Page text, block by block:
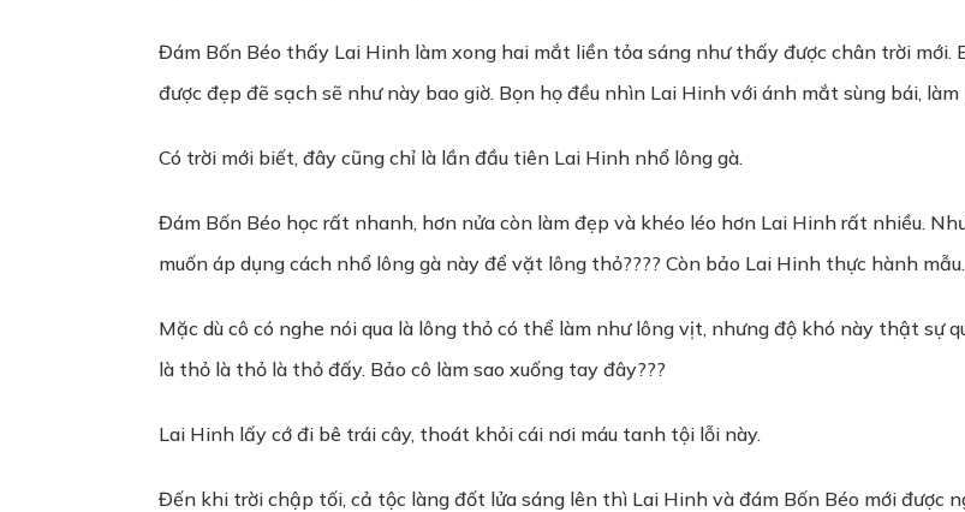
Đám Bốn Béo thấy Lai Hinh làm xong hai mắt liền tỏa sáng như thấy được chân trời mới.
được đẹp đẽ sạch sẽ như này bao giờ. Bọn họ đều nhìn Lai Hinh với ánh mắt sùng bái,
Có trời mới biết, đây cũng chỉ là lần đầu tiên Lai Hinh nhổ lông gà.
Đám Bốn Béo học rất nhanh, hơn nửa còn làm đẹp và khéo léo hơn Lai Hinh rất nhiều.
muốn áp dụng cách nhổ lông gà này để vặt lông thỏ???? Còn bảo Lai Hinh thực hành mẫu.
Mặc dù cô có nghe nói qua là lông thỏ có thể làm như lông vịt, nhưng độ khó này thật sự
là thỏ là thỏ là thỏ đấy. Bảo cô làm sao xuống tay đây???
Lai Hinh lấy cớ đi bê trái cây, thoát khỏi cái nơi máu tanh tội lỗi này.
Đến khi trời chập tối, cả tộc làng đốt lửa sáng lên thì Lai Hinh và đám Bốn Béo mới được